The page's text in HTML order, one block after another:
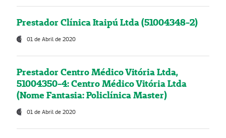
Prestador Clínica Itaipú Ltda (51004348-2)
01 de Abril de 2020
Prestador Centro Médico Vitória Ltda,
51004350-4: Centro Médico Vitória Ltda
(Nome Fantasia: Policlínica Master)
01 de Abril de 2020